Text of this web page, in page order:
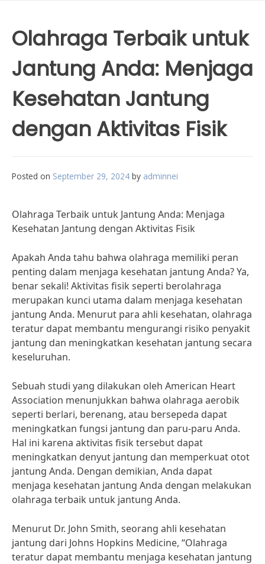
Olahraga Terbaik untuk
Jantung Anda: Menjaga
Kesehatan Jantung
dengan Aktivitas Fisik
Posted on September 29, 2024 by adminnei
Olahraga Terbaik untuk Jantung Anda: Menjaga
Kesehatan Jantung dengan Aktivitas Fisik
Apakah Anda tahu bahwa olahraga memiliki peran
penting dalam menjaga kesehatan jantung Anda? Ya,
benar sekali! Aktivitas fisik seperti berolahraga
merupakan kunci utama dalam menjaga kesehatan
jantung Anda. Menurut para ahli kesehatan, olahraga
teratur dapat membantu mengurangi risiko penyakit
jantung dan meningkatkan kesehatan jantung secara
keseluruhan.
Sebuah studi yang dilakukan oleh American Heart
Association menunjukkan bahwa olahraga aerobik
seperti berlari, berenang, atau bersepeda dapat
meningkatkan fungsi jantung dan paru-paru Anda.
Hal ini karena aktivitas fisik tersebut dapat
meningkatkan denyut jantung dan memperkuat otot
jantung Anda. Dengan demikian, Anda dapat
menjaga kesehatan jantung Anda dengan melakukan
olahraga terbaik untuk jantung Anda.
Menurut Dr. John Smith, seorang ahli kesehatan
jantung dari Johns Hopkins Medicine, “Olahraga
teratur dapat membantu menjaga kesehatan jantung